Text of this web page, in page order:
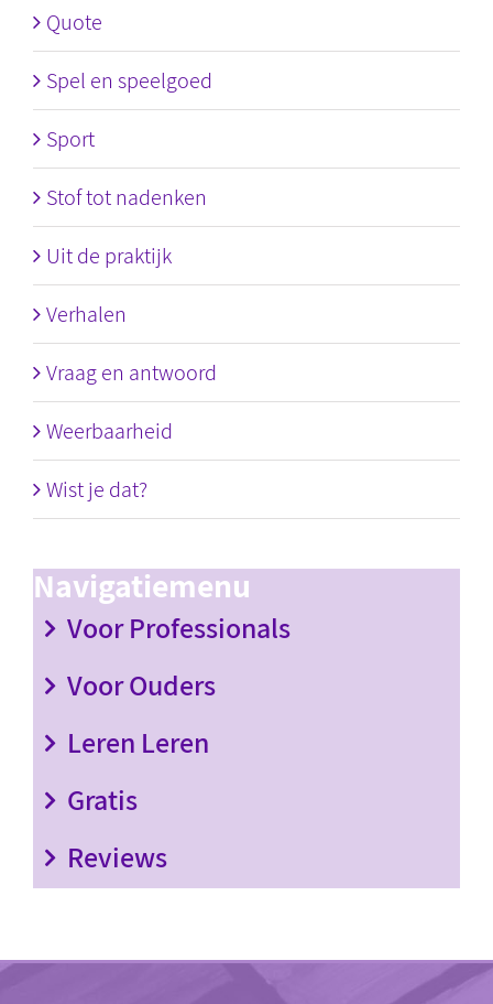
Quote
Spel en speelgoed
Sport
Stof tot nadenken
Uit de praktijk
Verhalen
Vraag en antwoord
Weerbaarheid
Wist je dat?
Navigatiemenu
Voor Professionals
Voor Ouders
Leren Leren
Gratis
Reviews